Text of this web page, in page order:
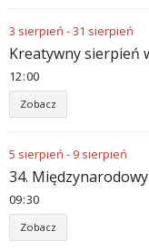
3 sierpień -31 sierpień
Kreatywny sierpień
12:00
Zobacz
5 sierpień - 9 sierpień
34.
09:30
Zobacz